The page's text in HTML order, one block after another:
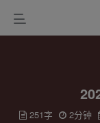
251字 2分钟